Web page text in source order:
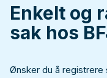
Enkelt og
sak hos
Ønsker du å registrere